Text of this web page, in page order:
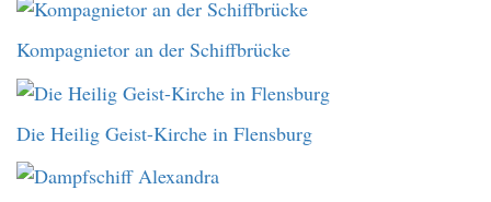
Kompagnietor an der Schiffbrücke
Die Heilig Geist-Kirche in Flensburg